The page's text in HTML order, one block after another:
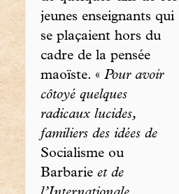
jeunes enseignants qui
se plaçaient hors du
cadre de la pensée
maoïste. « Pour avoir
côtoyé quelques
radicaux lucides,
familiers des idées de
Socialisme ou
Barbarie et de